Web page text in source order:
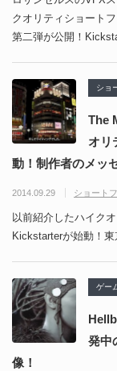
クオリティショート
第二弾が公開！
ショ
The
オリ
動！制作者のメッ
2014.09.29 ショート
以前紹介したハイク
Kickstarterが始動！
ゲー
発中
像！